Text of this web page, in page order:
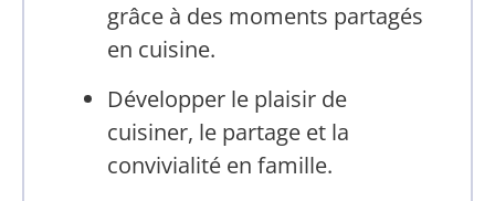
grâce à des moments partagés
en cuisine.
Développer le plaisir de
cuisiner, le partage et la
convivialité en famille.